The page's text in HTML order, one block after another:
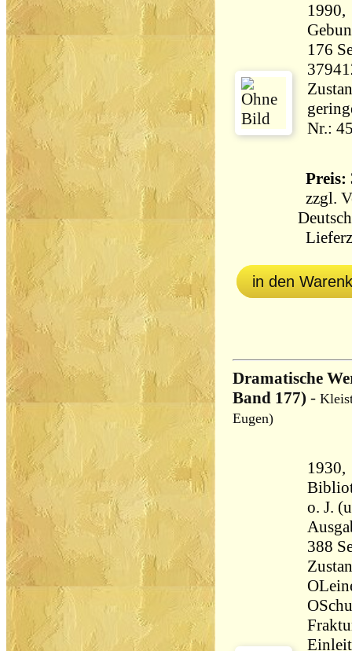
1990,
176 Seiten
Nr.:
Preis:
zzgl.
in den
Dramatische
Band 177) -
Eugen)
1930,
o. J. (um